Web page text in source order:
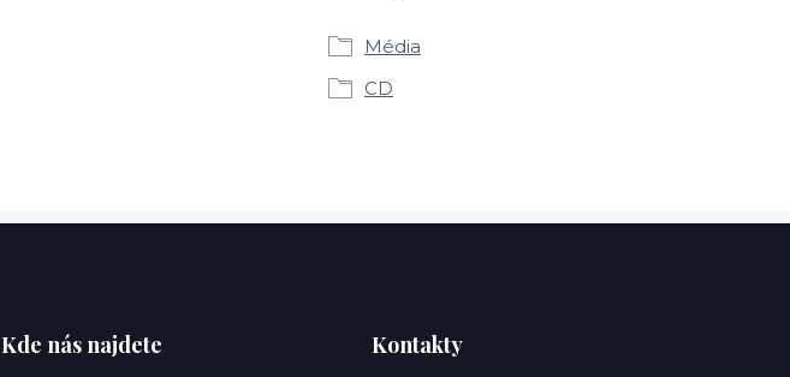
Média
CD
Kde nás najdete Kontakty